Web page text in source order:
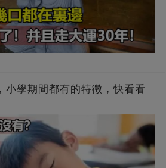
小學期間都有的特徵，快看看